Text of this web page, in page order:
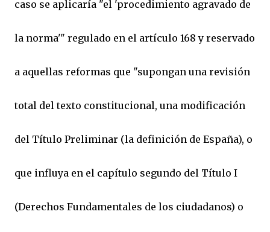
caso se aplicaría "el 'procedimiento agravado de
la norma'" regulado en el artículo 168 y reservado
a aquellas reformas que "supongan una revisión
total del texto constitucional, una modificación
del Título Preliminar (la definición de España), o
que influya en el capítulo segundo del Título I
(Derechos Fundamentales de los ciudadanos) o